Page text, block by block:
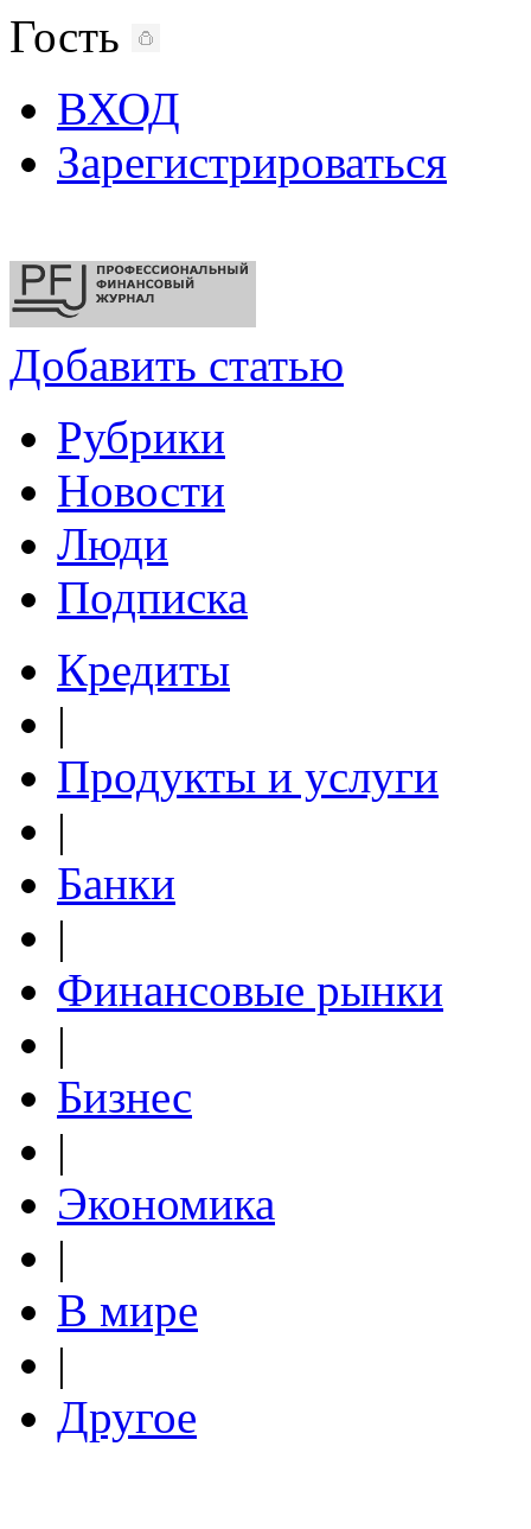
Гость
ВХОД
Зарегистрироваться
Добавить статью
Рубрики
Новости
Люди
Подписка
Кредиты
|
Продукты и услуги
|
Банки
|
Финансовые рынки
|
Бизнес
|
Экономика
|
В мире
|
Другое